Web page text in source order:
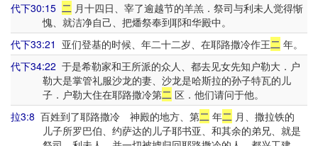
代下30:15 二 月十四日、宰了逾越节的羊羔．祭司与利未人觉得惭
愧、就洁净自己、把燔祭奉到耶和华殿中。
代下33:21 亚们登基的时候、年二十二岁、在耶路撒冷作王二 年。
代下34:22 于是希勒家和王所派的众人、都去见女先知户勒大．户
勒大是掌管礼服沙龙的妻、沙龙是哈斯拉的孙子特瓦的儿
子．户勒大住在耶路撒冷第二区．他们请问于他。
拉3:8 百姓到了耶路撒冷 神殿的地方、第二 年二 月、撒拉铁的
儿子所罗巴伯、约萨达的儿子耶书亚、和其余的弟兄、就是